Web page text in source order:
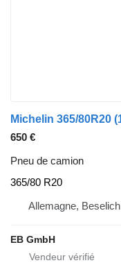
650 €
Pneu de camion
365/80 R20
Allemagne, Beselich
EB GmbH